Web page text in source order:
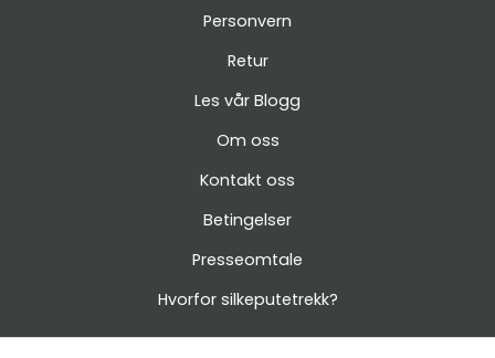
Personvern
Retur
Les vår Blogg
Om oss
Kontakt oss
Betingelser
Presseomtale
Hvorfor silkeputetrekk?